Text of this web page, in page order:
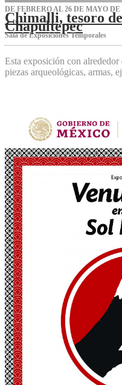
DE FEBRERO AL 26 DE MAYO DE
Chimalli, tesoro
Chapultepec
Sala de Exposiciones Temporales
Esta exposición con
piezas arqueológicas, armas,